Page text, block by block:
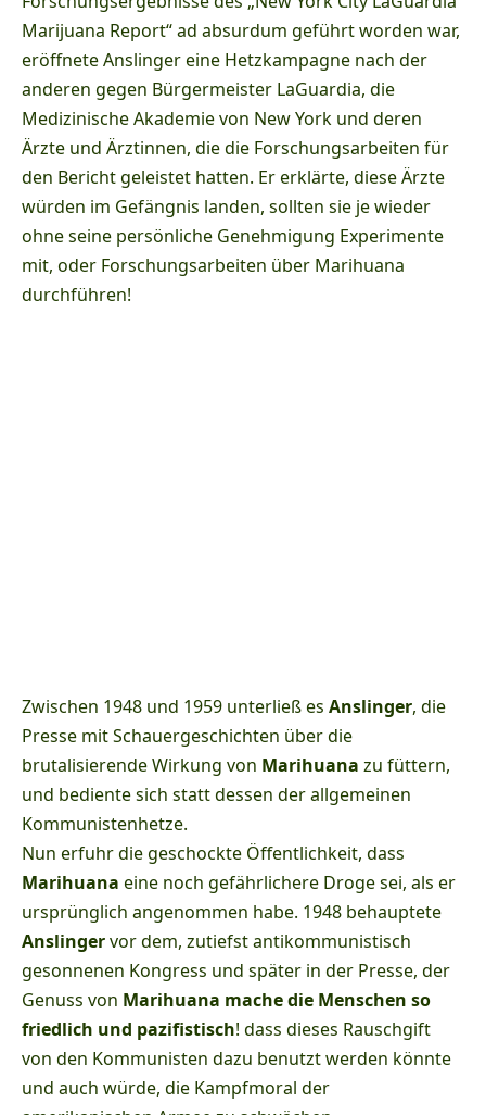
Marijuana Report“ ad absurdum geführt worden war,
eröffnete Anslinger eine Hetzkampagne nach der
anderen gegen Bürgermeister LaGuardia, die
Medizinische Akademie von New York und deren
Ärzte und Ärztinnen, die die Forschungsarbeiten für
den Bericht geleistet hatten. Er erklärte, diese Ärzte
würden im Gefängnis landen, sollten sie je wieder
ohne seine persönliche Genehmigung Experimente
mit, oder Forschungsarbeiten über Marihuana
durchführen!
Zwischen 1948 und 1959 unterließ es Anslinger, die
Presse mit Schauergeschichten über die
brutalisierende Wirkung von Marihuana zu füttern,
und bediente sich statt dessen der allgemeinen
Kommunistenhetze.
Nun erfuhr die geschockte Öffentlichkeit, dass
Marihuana eine noch gefährlichere Droge sei, als er
ursprünglich angenommen habe. 1948 behauptete
Anslingervor dem, zutiefst antikommunistisch
gesonnenen Kongress und später in der Presse, der
Genuss von Marihuana mache die Menschen so
friedlich und pazifistisch! dass dieses Rauschgift
von den Kommunisten dazu benutzt werden könnte
und auch würde, die Kampfmoral der